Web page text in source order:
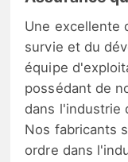
Une excellente
survie et du
équipe
possédant de
dans l'industrie
Nos fabricants
ordre dans